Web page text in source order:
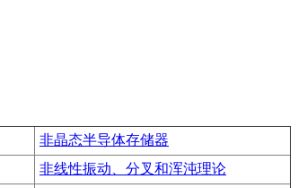
非晶态半导体存储器
非线性振动、分叉和浑沌理论